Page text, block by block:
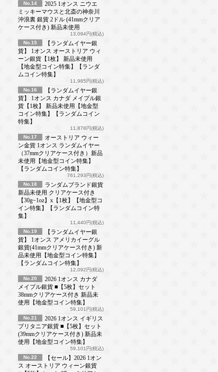
No.14
2025 1オンス ニウエ
ミッキーマウスと北斎の神奈川
沖浪裏 銀貨 2ドル (41mmクリア
ケース付き) 新品未使用
13,094円(税込)
No.15
【ランダムイヤー銀
貨】 1オンス オーストリア ウィ
ーン銀貨【1枚】 新品未使用
【地金型コイン特集】【ランダ
ムコイン特集】
11,985円(税込)
No.16
【ランダムイヤー銀
貨】 1オンス カナダ メイプル銀
貨【1枚】 新品未使用【地金型
コイン特集】【ランダムコイン
特集】
11,878円(税込)
No.17
オーストリア ウィー
ン金貨 1オンス ランダムイヤー
（37mmクリアケース付き）新品
未使用【地金型コイン特集】
【ランダムコイン特集】
761,293円(税込)
No.18
ランダムブランド銀貨
新品未使用 クリアケース付き
【30g~1oz】x【1枚】【地金型コ
イン特集】【ランダムコイン特
集】
11,440円(税込)
No.19
【ランダムイヤー銀
貨】 1オンス アメリカイーグル
銀貨(41mmクリアケース付き) 新
品未使用【地金型コイン特集】
【ランダムコイン特集】
12,092円(税込)
No.20
2026 1オンス カナダ
メイプル銀貨 ■【5枚】セット
38mmクリアケース付き 新品未
使用【地金型コイン特集】
59,101円(税込)
No.21
2026 1オンス イギリス
ブリタニア銀貨 ■【5枚】セット
(39mmクリアケース付き) 新品未
使用【地金型コイン特集】
59,101円(税込)
No.22
【セール】2026 1オン
ス オーストリア ウィーン銀貨